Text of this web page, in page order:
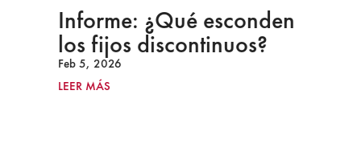
Informe: ¿Qué esconden
los fijos discontinuos?
Feb 5, 2026
LEER MÁS